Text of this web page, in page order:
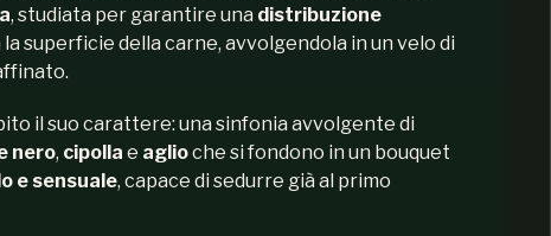
, studiata per garantire una distribuzione
superficie della carne, avvolgendola in un velo di
il suo carattere: una sinfonia avvolgente di
nero, cipolla e aglioche si fondono in un bouquet
e sensuale, capace di sedurre già al primo